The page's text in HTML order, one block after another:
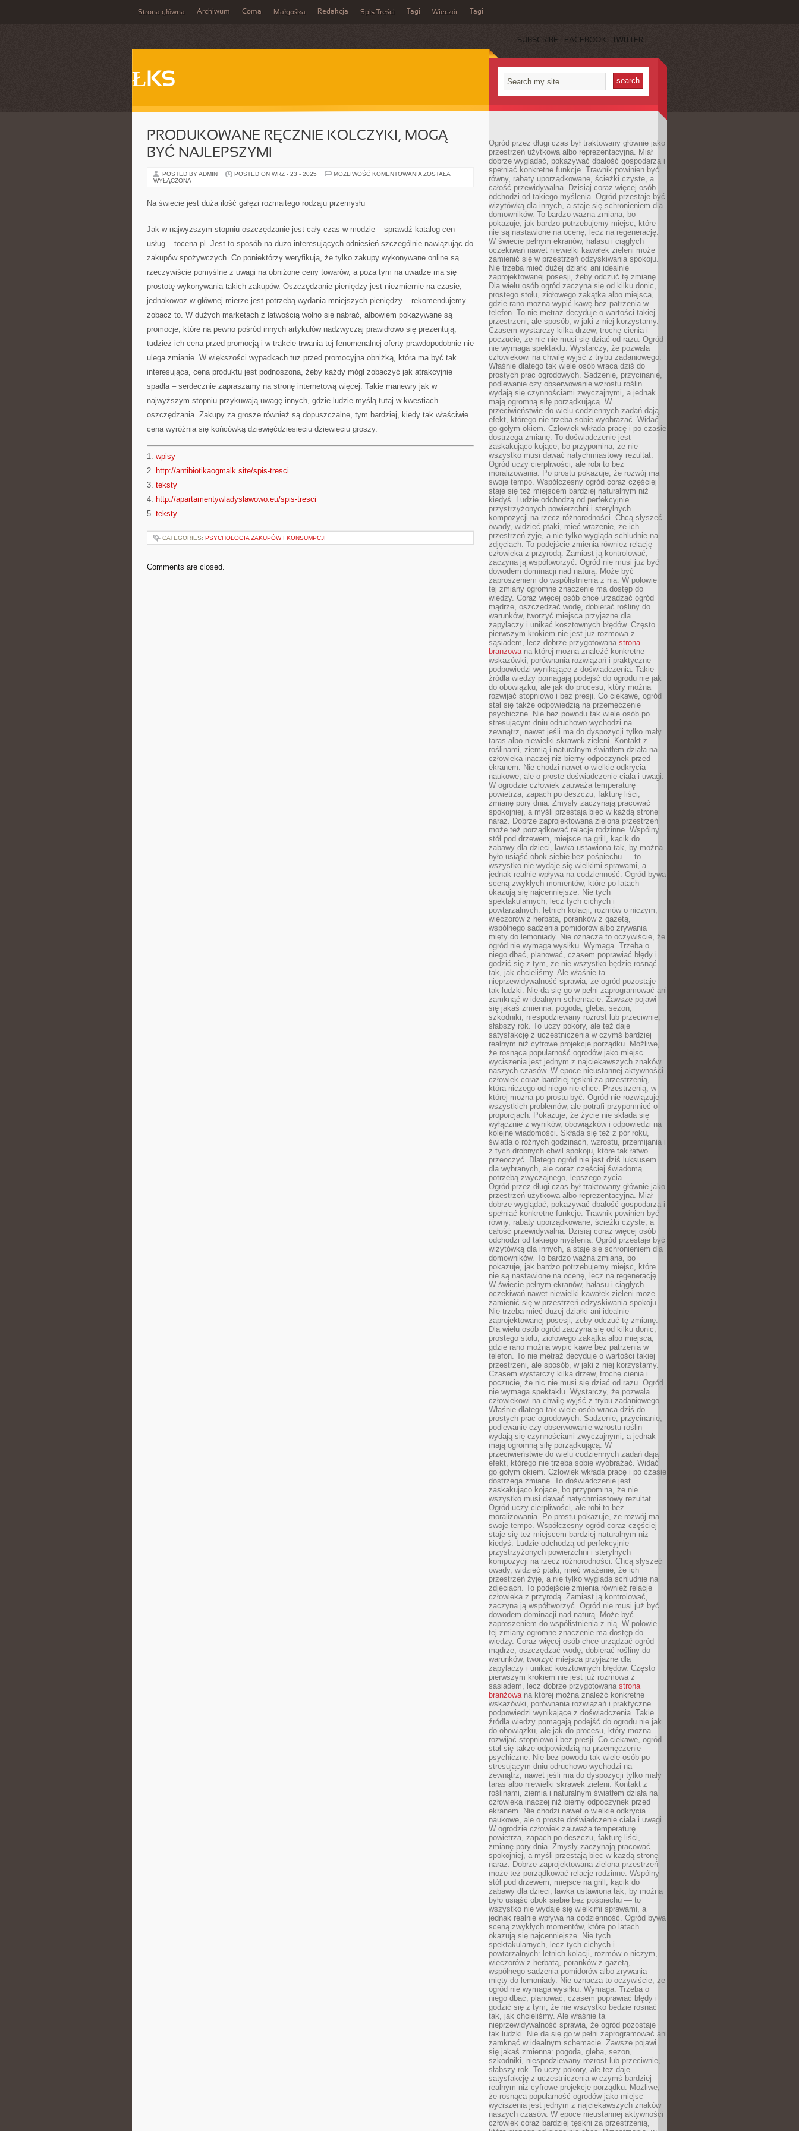
Strona główna Archiwum Coma Małgośka Redakcja Spis Treści Tagi Wieczór Tagi
SUBSCRIBE FACEBOOK TWITTER
ŁKS
PRODUKOWANE RĘCZNIE KOLCZYKI, MOGĄ
BYĆ NAJLEPSZYMI
POSTED BY ADMIN POSTED ON WRZ - 23 - 2025 MOŻLIWOŚĆ KOMENTOWANIA PRODUKOWANE
ZOSTAŁA
WYŁĄCZONA
Na świecie jest duża ilość gałęzi rozmaitego rodzaju przemysłu
Jak w najwyższym stopniu oszczędzanie jest cały czas w modzie – sprawdź katalog cen
usług – tocena.pl. Jest to sposób na dużo interesujących odniesień szczególnie nawiązując do
zakupów spożywczych. Co poniektórzy weryfikują, że tylko zakupy wykonywane online są
rzeczywiście pomyślne z uwagi na obniżone ceny towarów, a poza tym na uwadze ma się
prostotę wykonywania takich zakupów. Oszczędzanie pieniędzy jest niezmiernie na czasie,
jednakowoż w głównej mierze jest potrzebą wydania mniejszych pieniędzy – rekomendujemy
zobacz to. W dużych marketach z łatwością wolno się nabrać, albowiem pokazywane są
promocje, które na pewno pośród innych artykułów nadzwyczaj prawidłowo się prezentują,
tudzież ich cena przed promocją i w trakcie trwania tej fenomenalnej oferty prawdopodobnie nie
ulega zmianie. W większości wypadkach tuz przed promocyjna obniżką, która ma być tak
interesująca, cena produktu jest podnoszona, żeby każdy mógł zobaczyć jak atrakcyjnie
spadła – serdecznie zapraszamy na stronę internetową więcej. Takie manewry jak w
najwyższym stopniu przykuwają uwagę innych, gdzie ludzie myślą tutaj w kwestiach
oszczędzania. Zakupy za grosze również są dopuszczalne, tym bardziej, kiedy tak właściwie
cena wyróżnia się końcówką dziewięćdziesięciu dziewięciu groszy.
1. wpisy
2. http://antibiotikaogmalk.site/spis-tresci
3. teksty
4. http://apartamentywladyslawowo.eu/spis-tresci
5. teksty
CATEGORIES: PSYCHOLOGIA ZAKUPÓW I KONSUMPCJI
Comments are closed.
Ogród przez długi czas był traktowany głównie jako
przestrzeń użytkowa albo reprezentacyjna. Miał
dobrze wyglądać, pokazywać dbałość gospodarza i
spełniać konkretne funkcje. Trawnik powinien być
równy, rabaty uporządkowane, ścieżki czyste, a
całość przewidywalna. Dzisiaj coraz więcej osób
odchodzi od takiego myślenia. Ogród przestaje być
wizytówką dla innych, a staje się schronieniem dla
domowników. To bardzo ważna zmiana, bo
pokazuje, jak bardzo potrzebujemy miejsc, które
nie są nastawione na ocenę, lecz na regenerację.
W świecie pełnym ekranów, hałasu i ciągłych
oczekiwań nawet niewielki kawałek zieleni może
zamienić się w przestrzeń odzyskiwania spokoju.
Nie trzeba mieć dużej działki ani idealnie
zaprojektowanej posesji, żeby odczuć tę zmianę.
Dla wielu osób ogród zaczyna się od kilku donic,
prostego stołu, ziołowego zakątka albo miejsca,
gdzie rano można wypić kawę bez patrzenia w
telefon. To nie metraż decyduje o wartości takiej
przestrzeni, ale sposób, w jaki z niej korzystamy.
Czasem wystarczy kilka drzew, trochę cienia i
poczucie, że nic nie musi się dziać od razu. Ogród
nie wymaga spektaklu. Wystarczy, że pozwala
człowiekowi na chwilę wyjść z trybu zadaniowego.
Właśnie dlatego tak wiele osób wraca dziś do
prostych prac ogrodowych. Sadzenie, przycinanie,
podlewanie czy obserwowanie wzrostu roślin
wydają się czynnościami zwyczajnymi, a jednak
mają ogromną siłę porządkującą. W
przeciwieństwie do wielu codziennych zadań dają
efekt, którego nie trzeba sobie wyobrażać. Widać
go gołym okiem. Człowiek wkłada pracę i po czasie
dostrzega zmianę. To doświadczenie jest
zaskakująco kojące, bo przypomina, że nie
wszystko musi dawać natychmiastowy rezultat.
Ogród uczy cierpliwości, ale robi to bez
moralizowania. Po prostu pokazuje, że rozwój ma
swoje tempo. Współczesny ogród coraz częściej
staje się też miejscem bardziej naturalnym niż
kiedyś. Ludzie odchodzą od perfekcyjnie
przystrzyżonych powierzchni i sterylnych
kompozycji na rzecz różnorodności. Chcą słyszeć
owady, widzieć ptaki, mieć wrażenie, że ich
przestrzeń żyje, a nie tylko wygląda schludnie na
zdjęciach. To podejście zmienia również relację
człowieka z przyrodą. Zamiast ją kontrolować,
zaczyna ją współtworzyć. Ogród nie musi już być
dowodem dominacji nad naturą. Może być
zaproszeniem do współistnienia z nią. W połowie
tej zmiany ogromne znaczenie ma dostęp do
wiedzy. Coraz więcej osób chce urządzać ogród
mądrze, oszczędzać wodę, dobierać rośliny do
warunków, tworzyć miejsca przyjazne dla
zapylaczy i unikać kosztownych błędów. Często
pierwszym krokiem nie jest już rozmowa z
sąsiadem, lecz dobrze przygotowana strona
branżowana której można znaleźć konkretne
wskazówki, porównania rozwiązań i praktyczne
podpowiedzi wynikające z doświadczenia. Takie
źródła wiedzy pomagają podejść do ogrodu nie jak
do obowiązku, ale jak do procesu, który można
rozwijać stopniowo i bez presji. Co ciekawe, ogród
stał się także odpowiedzią na przemęczenie
psychiczne. Nie bez powodu tak wiele osób po
stresującym dniu odruchowo wychodzi na
zewnątrz, nawet jeśli ma do dyspozycji tylko mały
taras albo niewielki skrawek zieleni. Kontakt z
roślinami, ziemią i naturalnym światłem działa na
człowieka inaczej niż bierny odpoczynek przed
ekranem. Nie chodzi nawet o wielkie odkrycia
naukowe, ale o proste doświadczenie ciała i uwagi.
W ogrodzie człowiek zauważa temperaturę
powietrza, zapach po deszczu, fakturę liści,
zmianę pory dnia. Zmysły zaczynają pracować
spokojniej, a myśli przestają biec w każdą stronę
naraz. Dobrze zaprojektowana zielona przestrzeń
może też porządkować relacje rodzinne. Wspólny
stół pod drzewem, miejsce na grill, kącik do
zabawy dla dzieci, ławka ustawiona tak, by można
było usiąść obok siebie bez pośpiechu — to
wszystko nie wydaje się wielkimi sprawami, a
jednak realnie wpływa na codzienność. Ogród bywa
sceną zwykłych momentów, które po latach
okazują się najcenniejsze. Nie tych
spektakularnych, lecz tych cichych i
powtarzalnych: letnich kolacji, rozmów o niczym,
wieczorów z herbatą, poranków z gazetą,
wspólnego sadzenia pomidorów albo zrywania
mięty do lemoniady. Nie oznacza to oczywiście, że
ogród nie wymaga wysiłku. Wymaga. Trzeba o
niego dbać, planować, czasem poprawiać błędy i
godzić się z tym, że nie wszystko będzie rosnąć
tak, jak chcieliśmy. Ale właśnie ta
nieprzewidywalność sprawia, że ogród pozostaje
tak ludzki. Nie da się go w pełni zaprogramować ani
zamknąć w idealnym schemacie. Zawsze pojawi
się jakaś zmienna: pogoda, gleba, sezon,
szkodniki, niespodziewany rozrost lub przeciwnie,
słabszy rok. To uczy pokory, ale też daje
satysfakcję z uczestniczenia w czymś bardziej
realnym niż cyfrowe projekcje porządku. Możliwe,
że rosnąca popularność ogrodów jako miejsc
wyciszenia jest jednym z najciekawszych znaków
naszych czasów. W epoce nieustannej aktywności
człowiek coraz bardziej tęskni za przestrzenią,
która niczego od niego nie chce. Przestrzenią, w
której można po prostu być. Ogród nie rozwiązuje
wszystkich problemów, ale potrafi przypomnieć o
proporcjach. Pokazuje, że życie nie składa się
wyłącznie z wyników, obowiązków i odpowiedzi na
kolejne wiadomości. Składa się też z pór roku,
światła o różnych godzinach, wzrostu, przemijania i
z tych drobnych chwil spokoju, które tak łatwo
przeoczyć. Dlatego ogród nie jest dziś luksusem
dla wybranych, ale coraz częściej świadomą
potrzebą zwyczajnego, lepszego życia.
Ogród przez długi czas był traktowany głównie jako
przestrzeń użytkowa albo reprezentacyjna. Miał
dobrze wyglądać, pokazywać dbałość gospodarza i
spełniać konkretne funkcje. Trawnik powinien być
równy, rabaty uporządkowane, ścieżki czyste, a
całość przewidywalna. Dzisiaj coraz więcej osób
odchodzi od takiego myślenia. Ogród przestaje być
wizytówką dla innych, a staje się schronieniem dla
domowników. To bardzo ważna zmiana, bo
pokazuje, jak bardzo potrzebujemy miejsc, które
nie są nastawione na ocenę, lecz na regenerację.
W świecie pełnym ekranów, hałasu i ciągłych
oczekiwań nawet niewielki kawałek zieleni może
zamienić się w przestrzeń odzyskiwania spokoju.
Nie trzeba mieć dużej działki ani idealnie
zaprojektowanej posesji, żeby odczuć tę zmianę.
Dla wielu osób ogród zaczyna się od kilku donic,
prostego stołu, ziołowego zakątka albo miejsca,
gdzie rano można wypić kawę bez patrzenia w
telefon. To nie metraż decyduje o wartości takiej
przestrzeni, ale sposób, w jaki z niej korzystamy.
Czasem wystarczy kilka drzew, trochę cienia i
poczucie, że nic nie musi się dziać od razu. Ogród
nie wymaga spektaklu. Wystarczy, że pozwala
człowiekowi na chwilę wyjść z trybu zadaniowego.
Właśnie dlatego tak wiele osób wraca dziś do
prostych prac ogrodowych. Sadzenie, przycinanie,
podlewanie czy obserwowanie wzrostu roślin
wydają się czynnościami zwyczajnymi, a jednak
mają ogromną siłę porządkującą. W
przeciwieństwie do wielu codziennych zadań dają
efekt, którego nie trzeba sobie wyobrażać. Widać
go gołym okiem. Człowiek wkłada pracę i po czasie
dostrzega zmianę. To doświadczenie jest
zaskakująco kojące, bo przypomina, że nie
wszystko musi dawać natychmiastowy rezultat.
Ogród uczy cierpliwości, ale robi to bez
moralizowania. Po prostu pokazuje, że rozwój ma
swoje tempo. Współczesny ogród coraz częściej
staje się też miejscem bardziej naturalnym niż
kiedyś. Ludzie odchodzą od perfekcyjnie
przystrzyżonych powierzchni i sterylnych
kompozycji na rzecz różnorodności. Chcą słyszeć
owady, widzieć ptaki, mieć wrażenie, że ich
przestrzeń żyje, a nie tylko wygląda schludnie na
zdjęciach. To podejście zmienia również relację
człowieka z przyrodą. Zamiast ją kontrolować,
zaczyna ją współtworzyć. Ogród nie musi już być
dowodem dominacji nad naturą. Może być
zaproszeniem do współistnienia z nią. W połowie
tej zmiany ogromne znaczenie ma dostęp do
wiedzy. Coraz więcej osób chce urządzać ogród
mądrze, oszczędzać wodę, dobierać rośliny do
warunków, tworzyć miejsca przyjazne dla
zapylaczy i unikać kosztownych błędów. Często
pierwszym krokiem nie jest już rozmowa z
sąsiadem, lecz dobrze przygotowana strona
branżowana której można znaleźć konkretne
wskazówki, porównania rozwiązań i praktyczne
podpowiedzi wynikające z doświadczenia. Takie
źródła wiedzy pomagają podejść do ogrodu nie jak
do obowiązku, ale jak do procesu, który można
rozwijać stopniowo i bez presji. Co ciekawe, ogród
stał się także odpowiedzią na przemęczenie
psychiczne. Nie bez powodu tak wiele osób po
stresującym dniu odruchowo wychodzi na
zewnątrz, nawet jeśli ma do dyspozycji tylko mały
taras albo niewielki skrawek zieleni. Kontakt z
roślinami, ziemią i naturalnym światłem działa na
człowieka inaczej niż bierny odpoczynek przed
ekranem. Nie chodzi nawet o wielkie odkrycia
naukowe, ale o proste doświadczenie ciała i uwagi.
W ogrodzie człowiek zauważa temperaturę
powietrza, zapach po deszczu, fakturę liści,
zmianę pory dnia. Zmysły zaczynają pracować
spokojniej, a myśli przestają biec w każdą stronę
naraz. Dobrze zaprojektowana zielona przestrzeń
może też porządkować relacje rodzinne. Wspólny
stół pod drzewem, miejsce na grill, kącik do
zabawy dla dzieci, ławka ustawiona tak, by można
było usiąść obok siebie bez pośpiechu — to
wszystko nie wydaje się wielkimi sprawami, a
jednak realnie wpływa na codzienność. Ogród bywa
sceną zwykłych momentów, które po latach
okazują się najcenniejsze. Nie tych
spektakularnych, lecz tych cichych i
powtarzalnych: letnich kolacji, rozmów o niczym,
wieczorów z herbatą, poranków z gazetą,
wspólnego sadzenia pomidorów albo zrywania
mięty do lemoniady. Nie oznacza to oczywiście, że
ogród nie wymaga wysiłku. Wymaga. Trzeba o
niego dbać, planować, czasem poprawiać błędy i
godzić się z tym, że nie wszystko będzie rosnąć
tak, jak chcieliśmy. Ale właśnie ta
nieprzewidywalność sprawia, że ogród pozostaje
tak ludzki. Nie da się go w pełni zaprogramować ani
zamknąć w idealnym schemacie. Zawsze pojawi
się jakaś zmienna: pogoda, gleba, sezon,
szkodniki, niespodziewany rozrost lub przeciwnie,
słabszy rok. To uczy pokory, ale też daje
satysfakcję z uczestniczenia w czymś bardziej
realnym niż cyfrowe projekcje porządku. Możliwe,
że rosnąca popularność ogrodów jako miejsc
wyciszenia jest jednym z najciekawszych znaków
naszych czasów. W epoce nieustannej aktywności
człowiek coraz bardziej tęskni za przestrzenią,